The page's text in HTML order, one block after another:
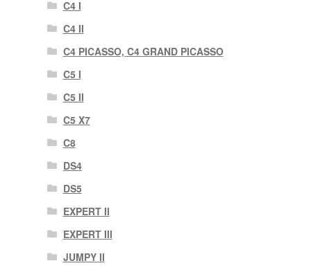
C4 I
C4 II
C4 PICASSO, C4 GRAND PICASSO
C5 I
C5 II
C5 X7
C8
DS4
DS5
EXPERT II
EXPERT III
JUMPY II